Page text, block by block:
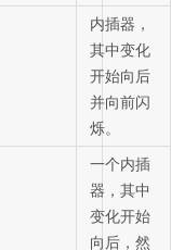
内插器，
其中变化
开始向后
并向前闪
烁。
一个内插
器，其中
变化开始
向后，然